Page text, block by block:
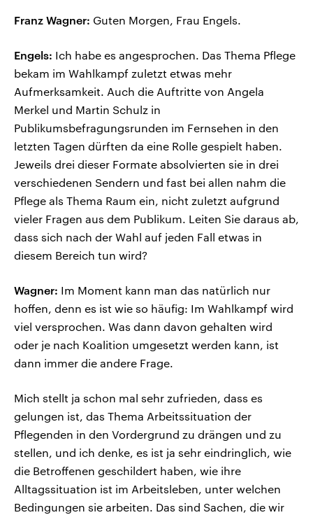
Franz Wagner: Guten Morgen, Frau Engels.
Engels: Ich habe es angesprochen. Das Thema Pflege
bekam im Wahlkampf zuletzt etwas mehr
Aufmerksamkeit. Auch die Auftritte von Angela
Merkel und Martin Schulz in
Publikumsbefragungsrunden im Fernsehen in den
letzten Tagen dürften da eine Rolle gespielt haben.
Jeweils drei dieser Formate absolvierten sie in drei
verschiedenen Sendern und fast bei allen nahm die
Pflege als Thema Raum ein, nicht zuletzt aufgrund
vieler Fragen aus dem Publikum. Leiten Sie daraus ab,
dass sich nach der Wahl auf jeden Fall etwas in
diesem Bereich tun wird?
Wagner: Im Moment kann man das natürlich nur
hoffen, denn es ist wie so häufig: Im Wahlkampf wird
viel versprochen. Was dann davon gehalten wird
oder je nach Koalition umgesetzt werden kann, ist
dann immer die andere Frage.
Mich stellt ja schon mal sehr zufrieden, dass es
gelungen ist, das Thema Arbeitssituation der
Pflegenden in den Vordergrund zu drängen und zu
stellen, und ich denke, es ist ja sehr eindringlich, wie
die Betroffenen geschildert haben, wie ihre
Alltagssituation ist im Arbeitsleben, unter welchen
Bedingungen sie arbeiten. Das sind Sachen, die wir